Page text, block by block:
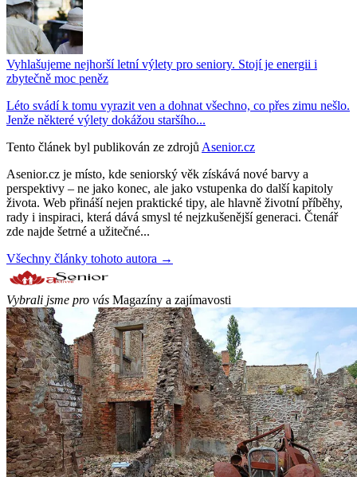
Vyhlašujeme nejhorší letní výlety pro seniory. Stojí je energii i
zbytečně moc peněz
Léto svádí k tomu vyrazit ven a dohnat všechno, co přes zimu nešlo.
Jenže některé výlety dokážou staršího...
Tento článek byl publikován ze zdrojůAsenior.cz
Asenior.cz je místo, kde seniorský věk získává nové barvy a
perspektivy – ne jako konec, ale jako vstupenka do další kapitoly
života. Web přináší nejen praktické tipy, ale hlavně životní příběhy,
rady i inspiraci, která dává smysl té nejzkušenější generaci. Čtenář
zde najde šetrné a užitečné...
Všechny články tohoto autora →
Vybrali jsme pro vás Magazíny a zajímavosti